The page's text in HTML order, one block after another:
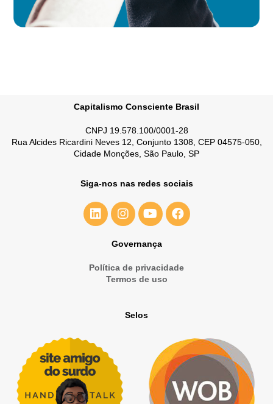
Capitalismo Consciente Brasil
CNPJ 19.578.100/0001-28
Rua Alcides Ricardini Neves 12, Conjunto 1308, CEP 04575-050,
Cidade Monções, São Paulo, SP
Siga-nos nas redes sociais
Governança
Política de privacidade
Termos de uso
Selos